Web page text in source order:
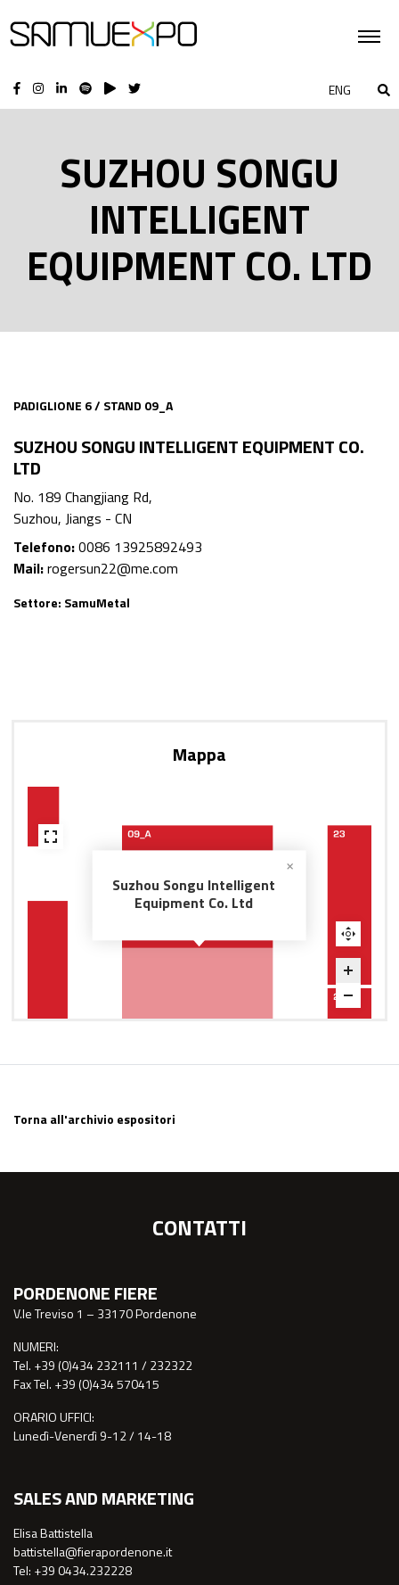
ENG
SUZHOU SONGU
INTELLIGENT
EQUIPMENT CO. LTD
PADIGLIONE 6 / STAND 09_A
SUZHOU SONGU INTELLIGENT EQUIPMENT CO.
LTD
No. 189 Changjiang Rd,
Suzhou, Jiangs - CN
Telefono:0086 13925892493
Mail:rogersun22@me.com
Settore: SamuMetal
Mappa
Suzhou Songu Intelligent
Equipment Co. Ltd
Torna all'archivio espositori
CONTATTI
PORDENONE FIERE
V.le Treviso 1 – 33170 Pordenone
NUMERI:
Tel. +39 (0)434 232111 / 232322
Fax Tel. +39 (0)434 570415
ORARIO UFFICI:
Lunedì-Venerdì 9-12 / 14-18
SALES AND MARKETING
Elisa Battistella
battistella@fierapordenone.it
Tel: +39 0434.232228